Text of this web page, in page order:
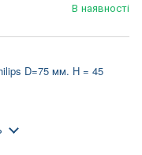
В наявності
D=75 мм. H = 45